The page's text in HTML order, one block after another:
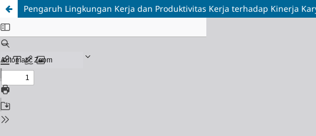
Pengaruh Lingkungan Kerja dan Produktivitas Kerja terhadap Kinerja